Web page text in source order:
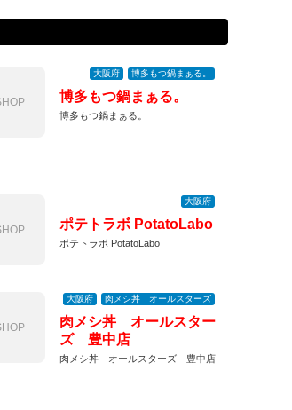
大阪府 博多もつ鍋まぁる。
博多もつ鍋まぁる。
博多もつ鍋まぁる。
大阪府
ポテトラボ PotatoLabo
ポテトラボ PotatoLabo
大阪府 肉メシ丼 オールスターズ
肉メシ丼 オールスター
ズ 豊中店
肉メシ丼 オールスターズ 豊中店